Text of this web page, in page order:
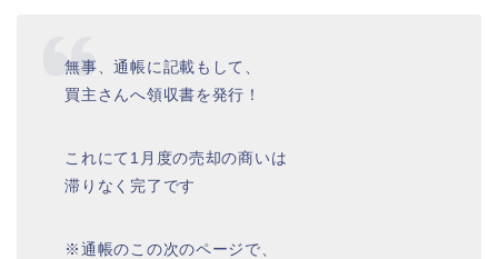
無事、通帳に記載もして、
買主さんへ領収書を発行！
これにて1月度の売却の商いは
滞りなく完了です
※通帳のこの次のページで、